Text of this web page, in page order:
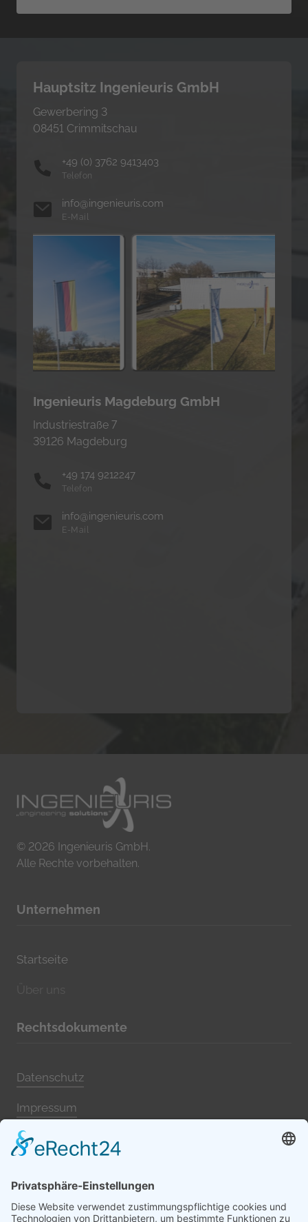
Hauptsitz Ingenieuris GmbH
Gewerbering 3
08451 Crimmitschau
+49 (0) 3762 9413403
Telefon
info@ingenieuris.com
E-Mail
Ingenieuris Magdeburg GmbH
Industriestraße 7
39126 Magdeburg
+49 174 9212247
Telefon
info@ingenieuris.com
E-Mail
© 2026 Ingenieuris GmbH.
Alle Rechte vorbehalten.
Unternehmen
Startseite
Über uns
Rechtsdokumente
Datenschutz
Impressum